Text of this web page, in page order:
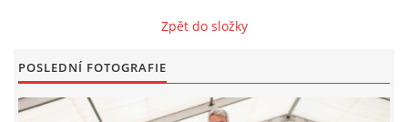
KONTAKT
Zpět do složky
POSLEDNÍ FOTOGRAFIE